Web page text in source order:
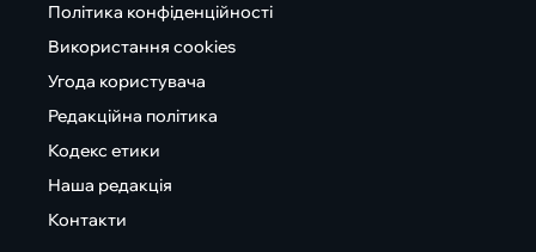
Політика конфіденційності
Використання cookies
Угода користувача
Редакційна політика
Кодекс етики
Наша редакція
Контакти